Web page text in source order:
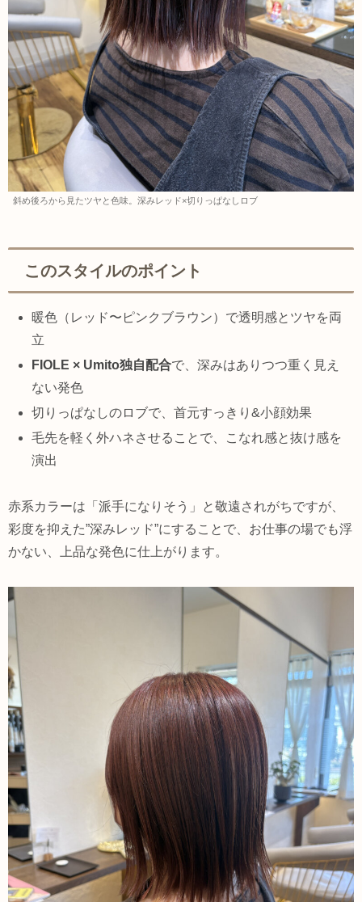
斜め後ろから見たツヤと色味。深みレッド×切りっぱなしロブ
このスタイルのポイント
暖色（レッド〜ピンクブラウン）で透明感とツヤを両
立
FIOLE × Umito独自配合で、深みはありつつ重く見え
ない発色
切りっぱなしのロブで、首元すっきり&小顔効果
毛先を軽く外ハネさせることで、こなれ感と抜け感を
演出
赤系カラーは「派手になりそう」と敬遠されがちですが、
彩度を抑えた”深みレッド”にすることで、お仕事の場でも浮
かない、上品な発色に仕上がります。